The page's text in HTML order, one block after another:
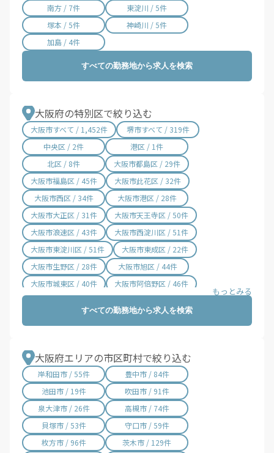
南方 / 7件
東淀川 / 5件
塚本 / 5件
神崎川 / 5件
加島 / 4件
すべての勤務地から求人を検索
大阪府の特別区で絞り込む
大阪市すべて / 1,452件
堺市すべて / 319件
中央区 / 2件
港区 / 1件
北区 / 8件
大阪市都島区 / 29件
大阪市福島区 / 45件
大阪市此花区 / 32件
大阪市西区 / 34件
大阪市港区 / 28件
大阪市大正区 / 31件
大阪市天王寺区 / 50件
大阪市浪速区 / 43件
大阪市西淀川区 / 51件
大阪市東淀川区 / 51件
大阪市東成区 / 22件
大阪市生野区 / 28件
大阪市旭区 / 44件
大阪市城東区 / 40件
大阪市阿倍野区 / 46件
大阪市西成区 / 60件
大阪市淀川区 / 80件
大阪市平野区 / 37件
大阪市北区 / 86件
大阪市中央区 / 115件
堺市堺区 / 91件
堺市中区 / 47件
堺市東区 / 13件
堺市西区 / 51件
堺市南区 / 19件
堺市北区 / 39件
堺市美原区 / 13件
すべての勤務地から求人を検索
大阪府エリアの市区町村で絞り込む
岸和田市 / 55件
豊中市 / 84件
池田市 / 19件
吹田市 / 91件
泉大津市 / 26件
高槻市 / 74件
貝塚市 / 53件
守口市 / 59件
枚方市 / 96件
茨木市 / 129件